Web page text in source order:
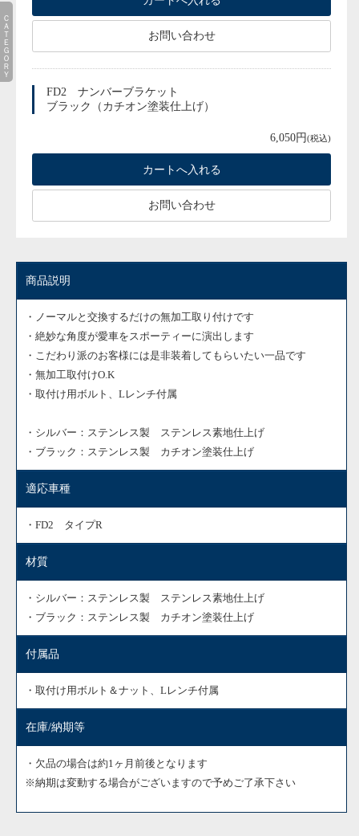
お問い合わせ
FD2 ナンバーブラケット
ブラック（カチオン塗装仕上げ）
6,050円(税込)
お問い合わせ
商品説明
・ノーマルと交換するだけの無加工取り付けです
・絶妙な角度が愛車をスポーティーに演出します
・こだわり派のお客様には是非装着してもらいたい一品です
・無加工取付けO.K
・取付け用ボルト、Lレンチ付属
・シルバー：ステンレス製 ステンレス素地仕上げ
・ブラック：ステンレス製 カチオン塗装仕上げ
適応車種
・FD2 タイプR
材質
・シルバー：ステンレス製 ステンレス素地仕上げ
・ブラック：ステンレス製 カチオン塗装仕上げ
付属品
・取付け用ボルト＆ナット、Lレンチ付属
在庫/納期等
・欠品の場合は約1ヶ月前後となります
※納期は変動する場合がございますので予めご了承下さい
ＣＡＴＥＧＯＲＹ